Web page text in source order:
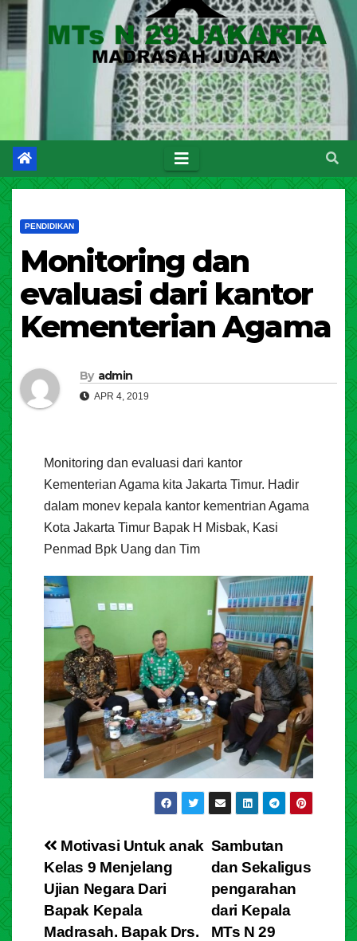
PENDIDIKAN
Monitoring dan
evaluasi dari kantor
Kementerian Agama
By admin
APR 4, 2019
Monitoring dan evaluasi dari kantor
Kementerian Agama kita Jakarta Timur. Hadir
dalam monev kepala kantor kementrian Agama
Kota Jakarta Timur Bapak H Misbak, Kasi
Penmad Bpk Uang dan Tim
Post
navigation
Sambutan
dan Sekaligus
pengarahan
dari Kepala
MTs N 29
Motivasi Untuk anak
Kelas 9 Menjelang
Ujian Negara Dari
Bapak Kepala
Madrasah. Bapak Drs.